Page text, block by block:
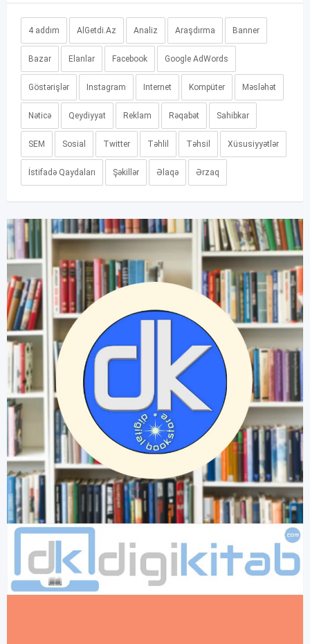
4 addım AlGetdi.Az Analiz Araşdırma Banner
Bazar Elanlar Facebook Google AdWords
Göstərişlər Instagram Internet Kompüter Məsləhət
Nəticə Qeydiyyat Reklam Rəqabət Sahibkar
SEM Sosial Twitter Təhlil Təhsil Xüsusiyyətlər
İstifadə Qaydaları Şəkillər Əlaqə Ərzaq